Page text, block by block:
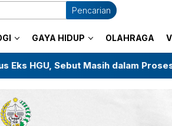
Pencarian
GAYA HIDUP OLAHRAGA
dalam Proses Pembaruan